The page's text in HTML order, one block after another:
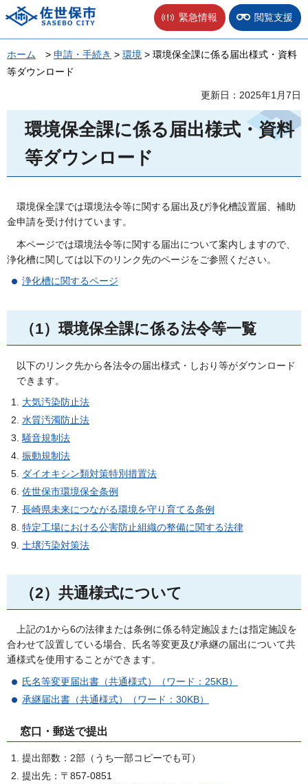
佐世保市 緊急情報 閲覧支援
ホーム > 申請・手続き > 環境 > 環境保全課に係る届出様式・資料
等ダウンロード
更新日：2025年1月7日
環境保全課に係る届出様式・資料
等ダウンロード
環境保全課では環境法令等に関する届出及び浄化槽設置届、補助
金申請を受け付けています。
本ページでは環境法令等に関する届出について案内しますので、
浄化槽に関しては以下のリンク先のページをご参照ください。
浄化槽に関するページ
（1）環境保全課に係る法令等一覧
以下のリンク先から各法令の届出様式・しおり等がダウンロード
できます。
大気汚染防止法
水質汚濁防止法
騒音規制法
振動規制法
ダイオキシン類対策特別措置法
佐世保市環境保全条例
長崎県未来につながる環境を守り育てる条例
特定工場における公害防止組織の整備に関する法律
土壌汚染対策法
（2）共通様式について
上記の1から6の法律または条例に係る特定施設または指定施設を
合わせて設置している場合、氏名等変更及び承継の届出について共
通様式を使用することができます。
氏名等変更届出書（共通様式）（ワード：25KB）
承継届出書（共通様式）（ワード：30KB）
窓口・郵送で提出
提出部数：2部（うち一部コピーでも可）
提出先：〒857-0851